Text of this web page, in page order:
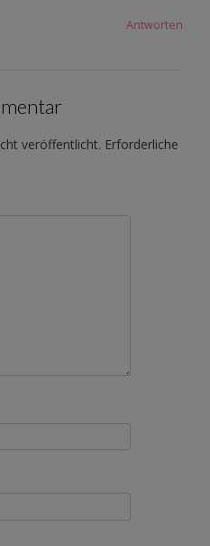
Antworten
veröffentlicht. Erforderliche